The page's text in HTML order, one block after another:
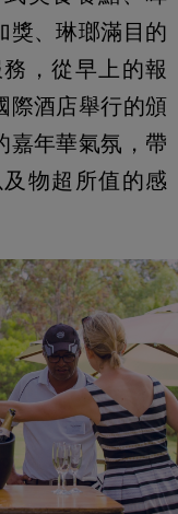
獎、琳瑯滿目的
，從早上的報
際酒店舉行的頒
嘉年華氣氛，帶
物超所值的感